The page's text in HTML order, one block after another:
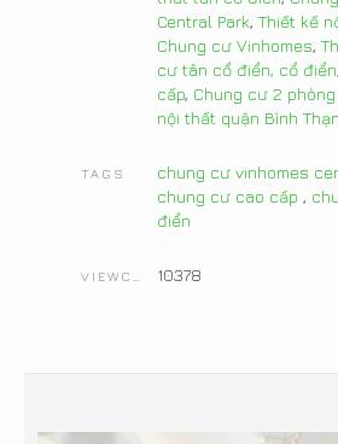
Central Park, Thiết kế
Chung cư Vinhomes,
cư tân cổ điển, cổ điển,
cấp, Chung cư 2
nội thất quận Bình
TAGS chung cư vinhomes
chung cư cao cấp ,
điển
10378